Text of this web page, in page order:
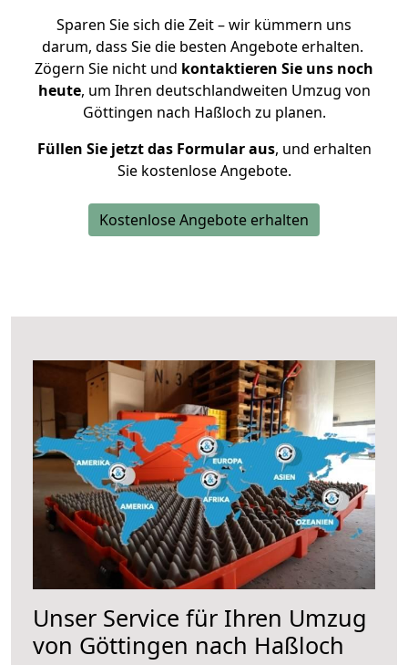
Sparen Sie sich die Zeit – wir kümmern uns
darum, dass Sie die besten Angebote erhalten.
Zögern Sie nicht und kontaktieren Sie uns noch
heute, um Ihren deutschlandweiten Umzug von
Göttingen nach Haßloch zu planen.
Füllen Sie jetzt das Formular aus, und erhalten
Sie kostenlose Angebote.
Kostenlose Angebote erhalten
Unser Service für Ihren Umzug
von Göttingen nach Haßloch